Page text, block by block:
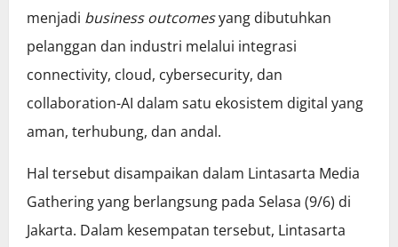
menjadi business outcomesyang dibutuhkan
pelanggan dan industri melalui integrasi
connectivity, cloud, cybersecurity, dan
collaboration-AI dalam satu ekosistem digital yang
aman, terhubung, dan andal.
Hal tersebut disampaikan dalam Lintasarta Media
Gathering yang berlangsung pada Selasa (9/6) di
Jakarta. Dalam kesempatan tersebut, Lintasarta